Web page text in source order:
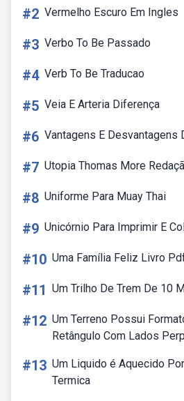
#2 Vermelho Escuro Em Ingles
#3 Verbo To Be Passado
#4 Verb To Be Traducao
#5 Veia E Arteria Diferença
#6 Vantagens E Desvantagens
#7 Utopia Thomas More
#8 Uniforme Para Muay Thai
#9 Unicórnio Para Imprimir E
#10 Uma Família Feliz Livro
#11 Um Trilho De Trem De 10
#12 Um Terreno Possui
Retângulo Com Lados
#13 Um Liquido é Aquecido
Termica